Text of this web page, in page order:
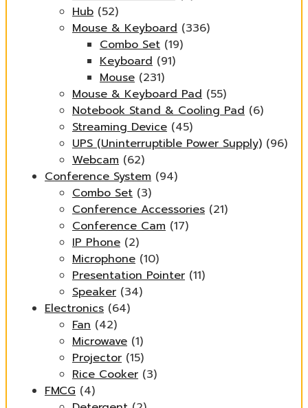
Hub (52)
Mouse & Keyboard (336)
Combo Set (19)
Keyboard (91)
Mouse (231)
Mouse & Keyboard Pad (55)
Notebook Stand & Cooling Pad (6)
Streaming Device (45)
UPS (Uninterruptible Power Supply) (96)
Webcam (62)
Conference System (94)
Combo Set (3)
Conference Accessories (21)
Conference Cam (17)
IP Phone (2)
Microphone (10)
Presentation Pointer (11)
Speaker (34)
Electronics (64)
Fan (42)
Microwave (1)
Projector (15)
Rice Cooker (3)
FMCG (4)